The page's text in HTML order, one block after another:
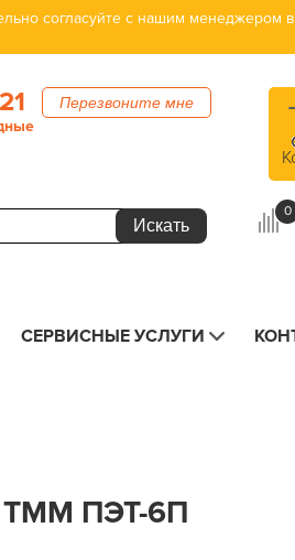
согласуйте с нашим менеджером
Перезвоните мне
0
СЕРВИСНЫЕ УСЛУГИ
ПЭТ-6П